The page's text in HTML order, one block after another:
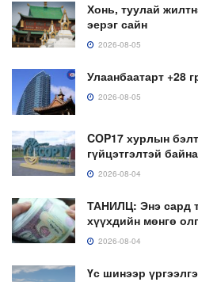
Хонь, туулай
эерэг сайн
2026-08-05
Улаанбаатарт +28
2026-08-05
COP17 хурлын
гүйцэтгэлтэй байна
2026-08-04
ТАНИЛЦ: Энэ сард
хүүхдийн мөнгө
2026-08-04
Үс шинээр